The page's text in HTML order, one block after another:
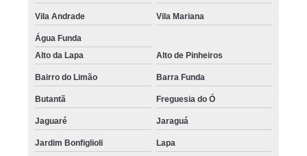
Vila Andrade Vila Mariana
Água Funda
Alto da Lapa
Alto de Pinheiros
Bairro do Limão Barra Funda
Butantã Freguesia do Ó
Jaguaré Jaraguá
Jardim Bonfiglioli Lapa